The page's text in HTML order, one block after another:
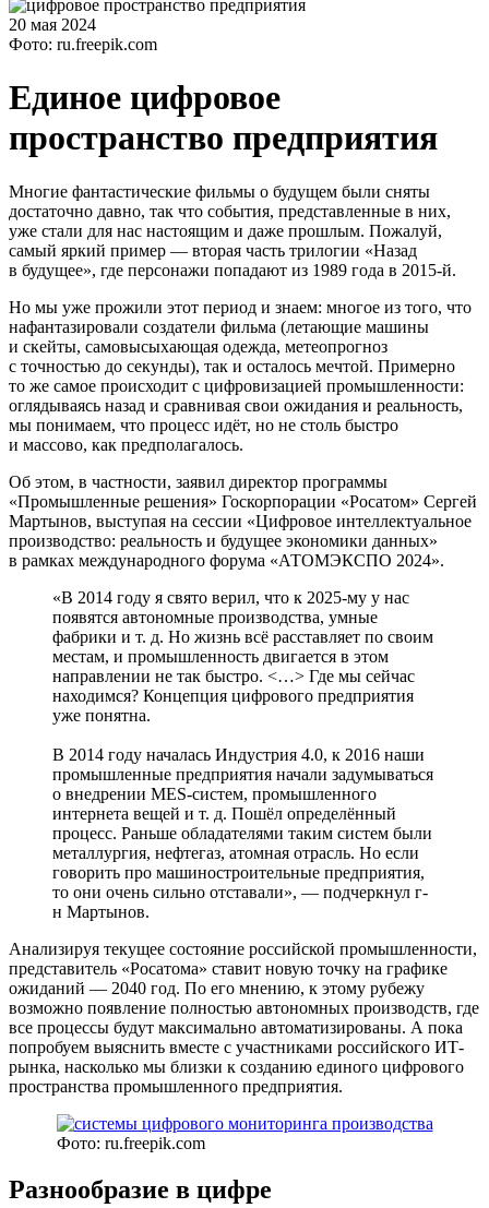
20 мая 2024
Фото: ru.freepik.com
Единое цифровое
пространство предприятия
Многие фантастические фильмы о будущем были сняты
достаточно давно, так что события, представленные в них,
уже стали для нас настоящим и даже прошлым. Пожалуй,
самый яркий пример — вторая часть трилогии «Назад
в будущее», где персонажи попадают из 1989 года в 2015‑й.
Но мы уже прожили этот период и знаем: многое из того, что
нафантазировали создатели фильма (летающие машины
и скейты, самовысыхающая одежда, метеопрогноз
с точностью до секунды), так и осталось мечтой. Примерно
то же самое происходит с цифровизацией промышленности:
оглядываясь назад и сравнивая свои ожидания и реальность,
мы понимаем, что процесс идёт, но не столь быстро
и массово, как предполагалось.
Об этом, в частности, заявил директор программы
«Промышленные решения» Госкорпорации «Росатом» Сергей
Мартынов, выступая на сессии «Цифровое интеллектуальное
производство: реальность и будущее экономики данных»
в рамках международного форума «АТОМЭКСПО 2024».
«В 2014 году я свято верил, что к 2025‑му у нас
появятся автономные производства, умные
фабрики и т. д. Но жизнь всё расставляет по своим
местам, и промышленность двигается в этом
направлении не так быстро. <…> Где мы сейчас
находимся? Концепция цифрового предприятия
уже понятна.
В 2014 году началась Индустрия 4.0, к 2016 наши
промышленные предприятия начали задумываться
о внедрении MES-систем, промышленного
интернета вещей и т. д. Пошёл определённый
процесс. Раньше обладателями таким систем были
металлургия, нефтегаз, атомная отрасль. Но если
говорить про машиностроительные предприятия,
то они очень сильно отставали», — подчеркнул г-
н Мартынов.
Анализируя текущее состояние российской промышленности,
представитель «Росатома» ставит новую точку на графике
ожиданий — 2040 год. По его мнению, к этому рубежу
возможно появление полностью автономных производств, где
все процессы будут максимально автоматизированы. А пока
попробуем выяснить вместе с участниками российского ИТ-
рынка, насколько мы близки к созданию единого цифрового
пространства промышленного предприятия.
Фото: ru.freepik.com
Разнообразие в цифре